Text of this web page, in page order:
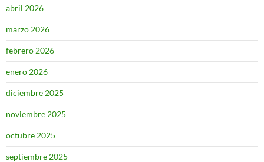
abril 2026
marzo 2026
febrero 2026
enero 2026
diciembre 2025
noviembre 2025
octubre 2025
septiembre 2025